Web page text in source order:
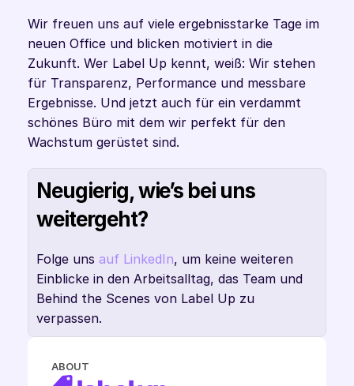
Wir freuen uns auf viele ergebnisstarke Tage im
neuen Office und blicken motiviert in die
Zukunft. Wer Label Up kennt, weiß: Wir stehen
für Transparenz, Performance und messbare
Ergebnisse. Und jetzt auch für ein verdammt
schönes Büro mit dem wir perfekt für den
Wachstum gerüstet sind.
Neugierig, wie’s bei uns
weitergeht?
Folge uns auf LinkedIn, um keine weiteren
Einblicke in den Arbeitsalltag, das Team und
Behind the Scenes von Label Up zu
verpassen.
ABOUT